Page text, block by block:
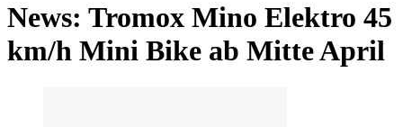
News: Tromox Mino Elektro 45
km/h Mini Bike ab Mitte April